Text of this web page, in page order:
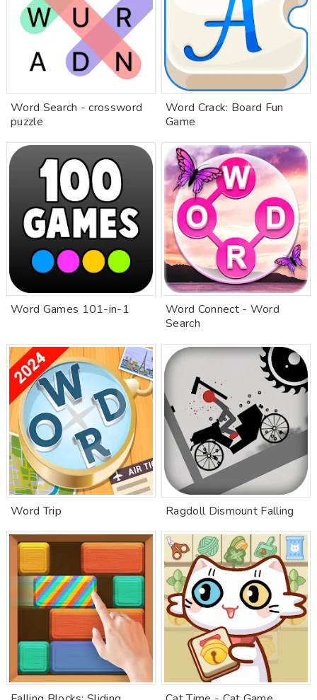
Word Search - crossword
puzzle
Word Crack: Board Fun
Game
Word Games 101-in-1
Word Connect - Word
Search
Word Trip Ragdoll Dismount Falling